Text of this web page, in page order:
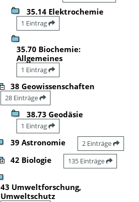
35.14 Elektrochemie
1 Eintrag
35.70 Biochemie:
Allgemeines
1 Eintrag
38 Geowissenschaften
28 Einträge
38.73 Geodäsie
1 Eintrag
39 Astronomie 2 Einträge
42 Biologie 135 Einträge
43 Umweltforschung,
Umweltschutz